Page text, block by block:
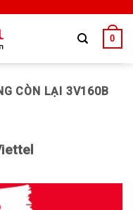
0
CÒN LẠI 3V160B